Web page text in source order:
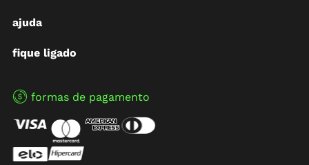
ajuda
fique ligado
formas de pagamento